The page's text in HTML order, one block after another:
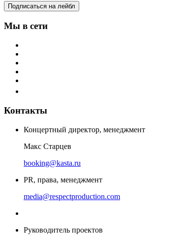
Подписаться на лейбл
Мы в сети
Контакты
Концертный директор, менеджмент
Макс Старцев
booking@kasta.ru
PR, права, менеджмент
media@respectproduction.com
Руководитель проектов